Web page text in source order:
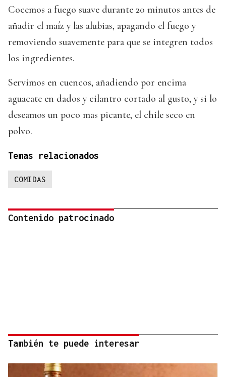
Cocemos a fuego suave durante 20 minutos antes de
añadir el maíz y las alubias, apagando el fuego y
removiendo suavemente para que se integren todos
los ingredientes.
Servimos en cuencos, añadiendo por encima
aguacate en dados y cilantro cortado al gusto, y si lo
deseamos un poco mas picante, el chile seco en
polvo.
Temas relacionados
COMIDAS
Contenido patrocinado
También te puede interesar